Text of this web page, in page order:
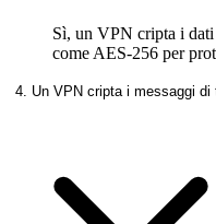
Sì, un VPN cripta i
come AES-256 per
4. Un VPN cripta i messaggi di